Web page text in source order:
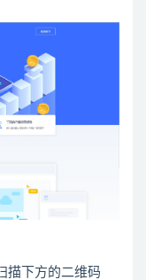
描下方的二维码